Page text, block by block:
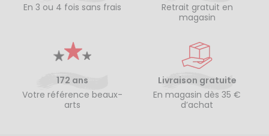
En 3 ou 4 fois sans frais
Retrait gratuit en
magasin
172 ans
Votre référence beaux-
arts
Livraison gratuite
En magasin dès 35 €
d’achat